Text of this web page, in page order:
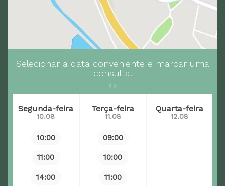
Selecionar a data conveniente e marcar uma
consulta!
Segunda-feira
10.08
10:00
11:00
14:00
Terça-feira
11.08
09:00
10:00
11:00
Quarta-feira
12.08